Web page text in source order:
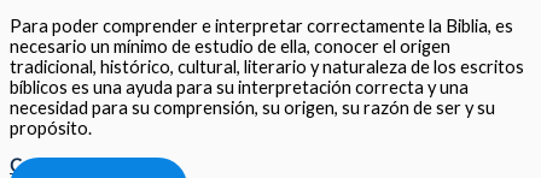
Para poder comprender e interpretar correctamente la Biblia, es
necesario un mínimo de estudio de ella, conocer el origen
tradicional, histórico, cultural, literario y naturaleza de los escritos
bíblicos es una ayuda para su interpretación correcta y una
necesidad para su comprensión, su origen, su razón de ser y su
propósito.
Compartir